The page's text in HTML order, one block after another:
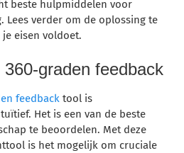
beste hulpmiddelen voor
Lees verder om de oplossing te
eisen voldoet.
graden feedback
feedback tool is
Het is een van de beste
te beoordelen. Met deze
is het mogelijk om cruciale